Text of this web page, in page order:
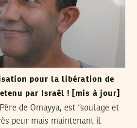
pour la libération de
par Israël ! [mis à jour]
de Omayya, est “soulage et
peur mais maintenant il